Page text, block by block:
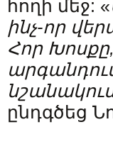
հողի մեջ: «
ինչ-որ
Հոր
ընդգծեց